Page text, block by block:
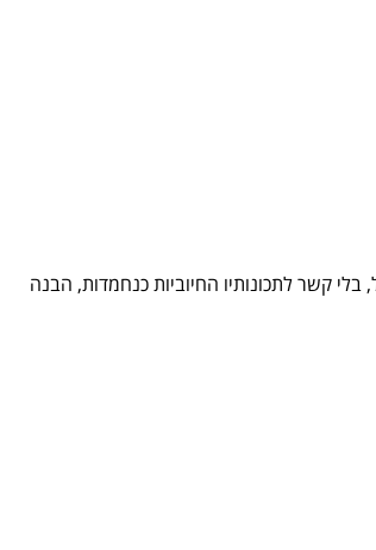
בלי קשר לתכונותיו החיוביות כנחמדות, הבנה